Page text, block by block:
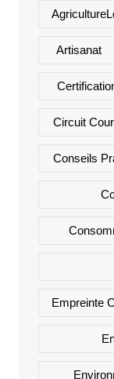
Artisanat
Circuit
Conseils
Empreinte